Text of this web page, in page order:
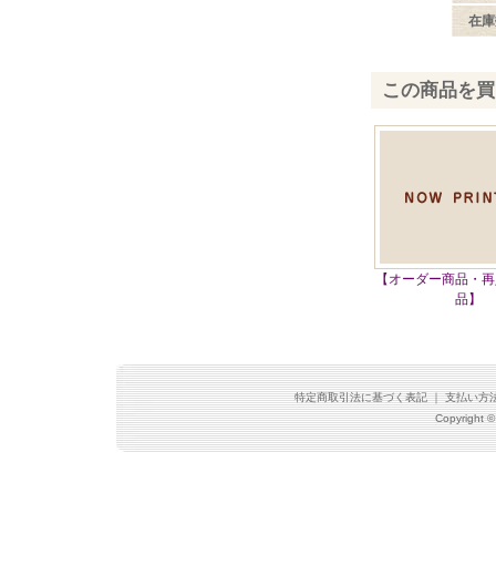
在
この商品を
【オーダー商品・
品】
特定商取引法に基づく表記｜支払い方
Copyright